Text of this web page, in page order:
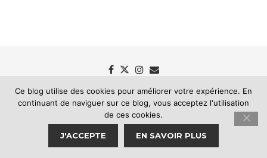
Passion Riviera - Le blog des mémoires de la Riviera
Ce blog utilise des cookies pour améliorer votre expérience. En
continuant de naviguer sur ce blog, vous acceptez l'utilisation
de ces cookies.
J'ACCEPTE EN SAVOIR PLUS